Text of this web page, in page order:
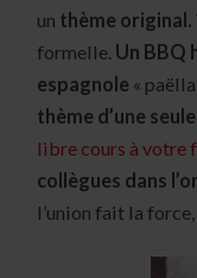
un thème original.
formelle. Un BBQ
espagnole «
thème d’une
libre cours à votre
collègues dans
l’union fait la force,